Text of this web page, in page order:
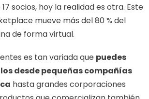
socios, hoy la realidad es otra. Este
mueve más del 80 % del
de forma virtual.
es tan variada que puedes
desde pequeñas compañías
hasta grandes corporaciones